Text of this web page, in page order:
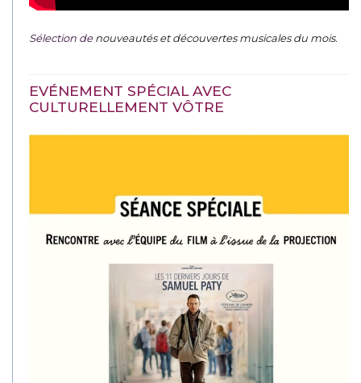
Sélection denouveautés et découvertes musicales du mois.
EVÉNEMENT SPÉCIAL AVEC
CULTURELLEMENT VÔTRE